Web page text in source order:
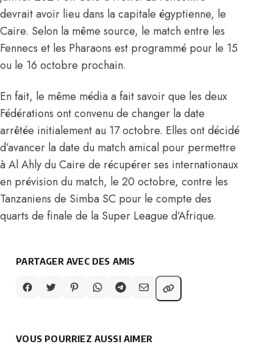
devrait avoir lieu dans la capitale égyptienne, le
Caire. Selon la même source, le match entre les
Fennecs et les Pharaons est programmé pour le 15
ou le 16 octobre prochain.
En fait, le même média a fait savoir que les deux
Fédérations ont convenu de changer la date
arrêtée initialement au 17 octobre. Elles ont décidé
d’avancer la date du match amical pour permettre
à Al Ahly du Caire de récupérer ses internationaux
en prévision du match, le 20 octobre, contre les
Tanzaniens de Simba SC pour le compte des
quarts de finale de la Super League d’Afrique.
PARTAGER AVEC DES AMIS
VOUS POURRIEZ AUSSI AIMER